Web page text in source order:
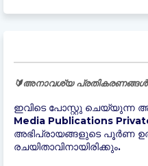
🔰അനാവശ്യ പ്രതികരണങ്ങൾ
ഇവിടെ പോസ്റ്റു ചെയ്യുന്ന
Media Publications
അഭിപ്രായങ്ങളുടെ പൂർണ
രചയിതാവിനായിരിക്കും.